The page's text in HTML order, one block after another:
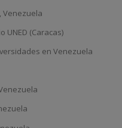
Venezuela
UNED (Caracas)
en Venezuela